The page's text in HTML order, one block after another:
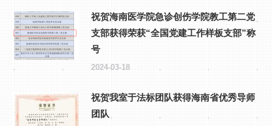
祝贺海南医学院急诊创伤学院教工第二党
支部获得荣获“全国党建工作样板支部”称
号
2024-03-18
祝贺我室于法标团队获得海南省优秀导师
团队